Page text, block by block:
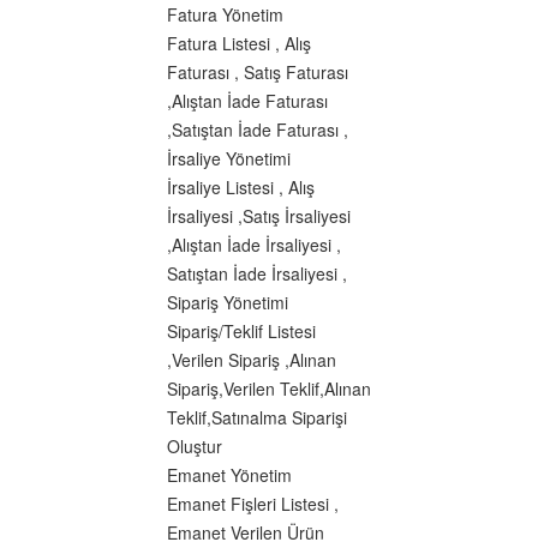
Fatura Yönetim
Fatura Listesi , Alış
Faturası , Satış Faturası
,Alıştan İade Faturası
,Satıştan İade Faturası ,
İrsaliye Yönetimi
İrsaliye Listesi , Alış
İrsaliyesi ,Satış İrsaliyesi
,Alıştan İade İrsaliyesi ,
Satıştan İade İrsaliyesi ,
Sipariş Yönetimi
Sipariş/Teklif Listesi
,Verilen Sipariş ,Alınan
Sipariş,Verilen Teklif,Alınan
Teklif,Satınalma Siparişi
Oluştur
Emanet Yönetim
Emanet Fişleri Listesi ,
Emanet Verilen Ürün